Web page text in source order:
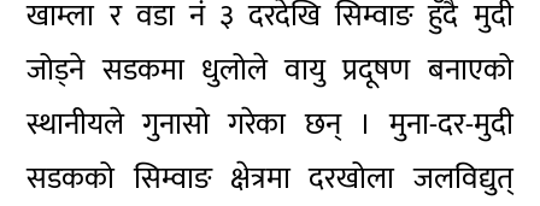
खाम्ला र वडा नं ३ दरदेखि सिम्वाङ हुँदै मुदी
जोड्ने सडकमा धुलोले वायु प्रदूषण बनाएको
स्थानीयले गुनासो गरेका छन् । मुना-दर-मुदी
सडकको सिम्वाङ क्षेत्रमा दरखोला जलविद्युत्